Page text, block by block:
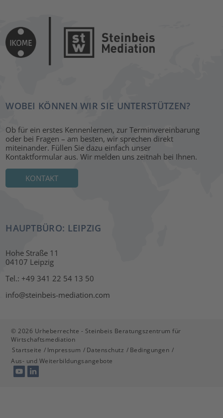
WOBEI KÖNNEN WIR SIE UNTERSTÜTZEN?
Ob für ein erstes Kennenlernen, zur Terminvereinbarung
oder bei Fragen – am besten, wir sprechen direkt
miteinander. Füllen Sie dazu einfach unser
Kontaktformular aus. Wir melden uns zeitnah bei Ihnen.
KONTAKT
HAUPTBÜRO: LEIPZIG
Hohe Straße 11
04107 Leipzig
Tel.: +49 341 22 54 13 50
info@steinbeis-mediation.com
© 2026 Urheberrechte - Steinbeis Beratungszentrum für
Wirtschaftsmediation
Startseite
Impressum Datenschutz
Bedingungen
Aus- und Weiterbildungsangebote